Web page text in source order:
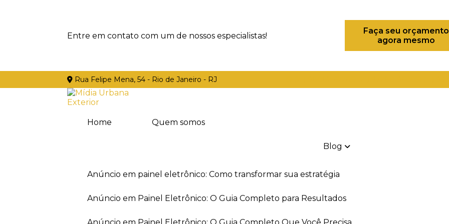
Entre em contato com um de nossos especialistas!
Faça seu orçamento
agora mesmo
Rua Felipe Mena, 54 - Rio de Janeiro - RJ
Home Quem somos
Blog
Anúncio em painel eletrônico: Como transformar sua estratégia
Anúncio em Painel Eletrônico: O Guia Completo para Resultados